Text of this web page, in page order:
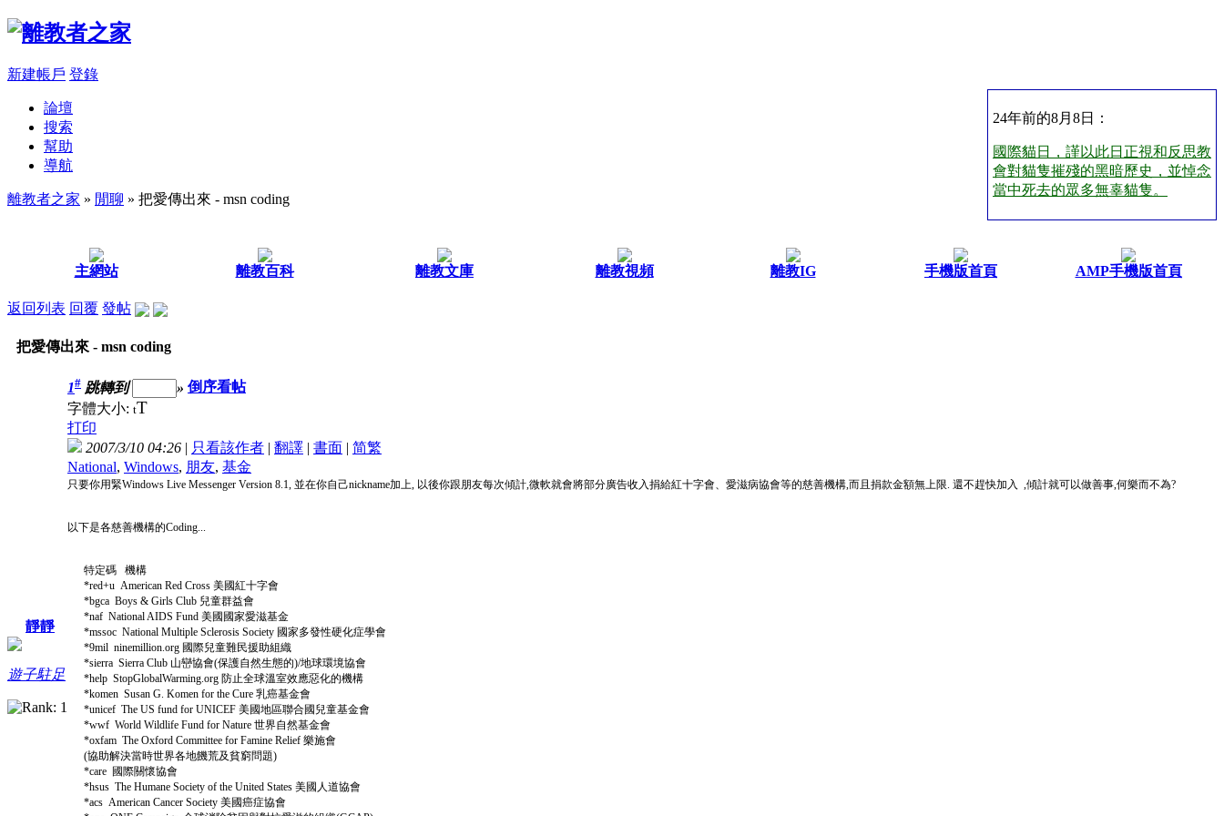
新建帳戶 登錄
24年前的8月8日：
國際貓日，謹以此日正視和反思教
會對貓隻摧殘的黑暗歷史，並悼念
當中死去的眾多無辜貓隻。
論壇
搜索
幫助
導航
離教者之家 » 閒聊 » 把愛傳出來 - msn coding
主網站 離教百科 離教文庫 離教視頻 離教IG 手機版首頁 AMP手機版首頁
返回列表 回覆 發帖
把愛傳出來 - msn coding
靜靜
遊子駐足
1# 跳轉到 » 倒序看帖
字體大小: tT
打印
2007/3/10 04:26 | 只看該作者 | 翻譯 | 書面 | 简繁
National, Windows, 朋友, 基金
只要你用緊Windows Live Messenger Version 8.1, 並在你自己nickname加上, 以後你跟朋友每次傾計,微軟就會將部分廣告收入捐給紅十字會、愛滋病協會等的慈善機構,而且捐款金額無上限. 還不趕快加入 ,傾計就可以做善事,何樂而不為?
以下是各慈善機構的Coding...
特定碼 機構
*red+u American Red Cross 美國紅十字會
*bgca Boys & Girls Club 兒童群益會
*naf National AIDS Fund 美國國家愛滋基金
*mssoc National Multiple Sclerosis Society 國家多發性硬化症學會
*9mil ninemillion.org 國際兒童難民援助組織
*sierra Sierra Club 山巒協會(保護自然生態的)/地球環境協會
*help StopGlobalWarming.org 防止全球溫室效應惡化的機構
*komen Susan G. Komen for the Cure 乳癌基金會
*unicef The US fund for UNICEF 美國地區聯合國兒童基金會
*wwf World Wildlife Fund for Nature 世界自然基金會
*oxfam The Oxford Committee for Famine Relief 樂施會
(協助解決當時世界各地饑荒及貧窮問題)
*care 國際關懷協會
*hsus The Humane Society of the United States 美國人道協會
*acs American Cancer Society 美國癌症協會